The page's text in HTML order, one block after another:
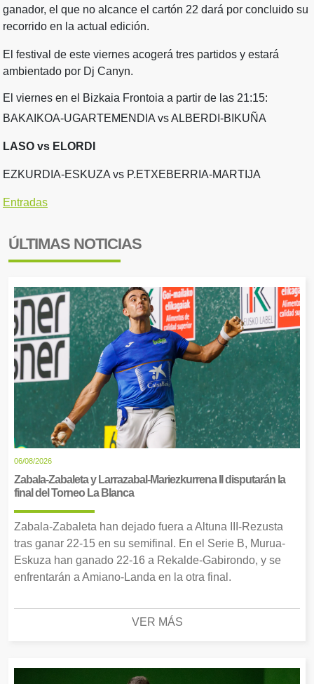
ganador, el que no alcance el cartón 22 dará por concluido su
recorrido en la actual edición.
El festival de este viernes acogerá tres partidos y estará
ambientado por Dj Canyn.
El viernes en el Bizkaia Frontoia a partir de las 21:15:
BAKAIKOA-UGARTEMENDIA vs ALBERDI-BIKUÑA
LASO vs ELORDI
EZKURDIA-ESKUZA vs P.ETXEBERRIA-MARTIJA
Entradas
ÚLTIMAS NOTICIAS
06/08/2026
Zabala-Zabaleta y Larrazabal-Mariezkurrena II disputarán la
final del Torneo La Blanca
Zabala-Zabaleta han dejado fuera a Altuna III-Rezusta
tras ganar 22-15 en su semifinal. En el Serie B, Murua-
Eskuza han ganado 22-16 a Rekalde-Gabirondo, y se
enfrentarán a Amiano-Landa en la otra final.
VER MÁS